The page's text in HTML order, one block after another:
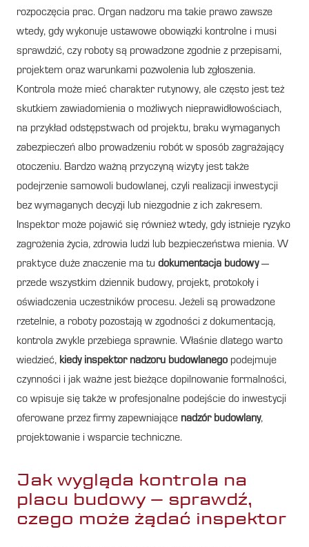
rozpoczęcia prac. Organ nadzoru ma takie prawo zawsze
wtedy, gdy wykonuje ustawowe obowiązki kontrolne i musi
sprawdzić, czy roboty są prowadzone zgodnie z przepisami,
projektem oraz warunkami pozwolenia lub zgłoszenia.
Kontrola może mieć charakter rutynowy, ale często jest też
skutkiem zawiadomienia o możliwych nieprawidłowościach,
na przykład odstępstwach od projektu, braku wymaganych
zabezpieczeń albo prowadzeniu robót w sposób zagrażający
otoczeniu. Bardzo ważną przyczyną wizyty jest także
podejrzenie samowoli budowlanej, czyli realizacji inwestycji
bez wymaganych decyzji lub niezgodnie z ich zakresem.
Inspektor może pojawić się również wtedy, gdy istnieje ryzyko
zagrożenia życia, zdrowia ludzi lub bezpieczeństwa mienia. W
praktyce duże znaczenie ma tu dokumentacja budowy—
przede wszystkim dziennik budowy, projekt, protokoły i
oświadczenia uczestników procesu. Jeżeli są prowadzone
rzetelnie, a roboty pozostają w zgodności z dokumentacją,
kontrola zwykle przebiega sprawnie. Właśnie dlatego warto
wiedzieć, kiedy inspektor nadzoru budowlanego podejmuje
czynności i jak ważne jest bieżące dopilnowanie formalności,
co wpisuje się także w profesjonalne podejście do inwestycji
oferowane przez firmy zapewniające nadzór budowlany,
projektowanie i wsparcie techniczne.
Jak wygląda kontrola na
placu budowy – sprawdź,
czego może żądać inspektor